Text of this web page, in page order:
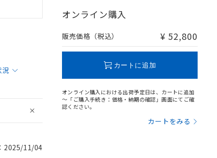
況
2025/11/04
オンライン購入
販売価格（税込） ¥ 52,800
カートに追加
オンライン購入における出荷予定日は、カートに追加
～「ご購入手続き：価格・納期の確認」画面にてご確
認ください。
カートをみる